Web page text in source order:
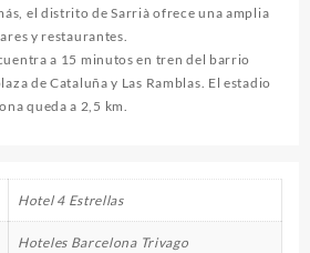
el distrito de Sarrià ofrece una amplia
y restaurantes.
a 15 minutos en tren del barrio
de Cataluña y Las Ramblas. El estadio
queda a 2,5 km.
Hotel 4 Estrellas
Hoteles Barcelona Trivago